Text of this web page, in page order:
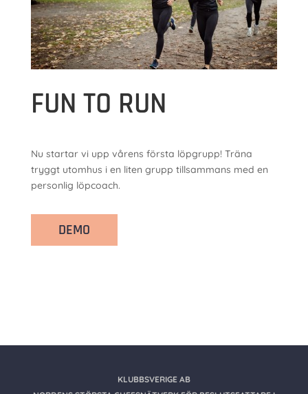
FUN TO RUN
Nu startar vi upp vårens första löpgrupp! Träna
tryggt utomhus i en liten grupp tillsammans med en
personlig löpcoach.
DEMO
KLUBBSVERIGE AB